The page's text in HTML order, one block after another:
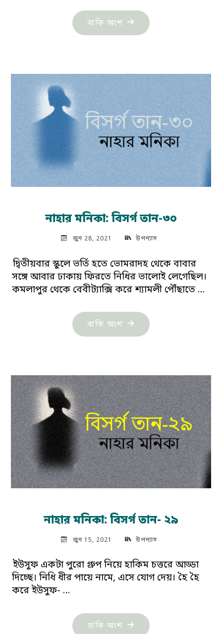
বাকি অংশ "ললিতা:
ভ্লাদিমির
নাহার মনিকা: বিসর্গ তান-৩০
জুন 28, 2021 উপন্যাস
দ্বিতীয়বার স্কুলে ভর্তি হতে ভোমরাদহ থেকে বাবার
সঙ্গে আবার ঢাকায় ফিরতে নিধির ভালোই লেগেছিল।
কমলাপুর থেকে বেবীট্যাক্সি করে শ্যামলী পৌঁছাতে …
বাকি অংশ "নাহার
মনিকা:
নাহার মনিকা: বিসর্গ তান- ২৯
জুন 15, 2021 উপন্যাস
ইউসুফ একটা পুরো গ্রুপ নিয়ে হাকিম চত্তরে আড্ডা
দিচ্ছে। নিধি ধীর পায়ে নামে, এসে যোগ দেয়। হৈ হৈ
করে ইউসুফ- …
বাকি অংশ "নাহার